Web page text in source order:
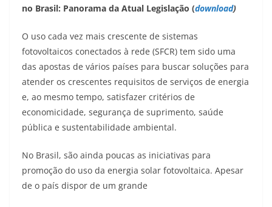
no Brasil: Panorama da Atual Legislação (download)
O uso cada vez mais crescente de sistemas
fotovoltaicos conectados à rede (SFCR) tem sido uma
das apostas de vários países para buscar soluções para
atender os crescentes requisitos de serviços de energia
e, ao mesmo tempo, satisfazer critérios de
economicidade, segurança de suprimento, saúde
pública e sustentabilidade ambiental.
No Brasil, são ainda poucas as iniciativas para
promoção do uso da energia solar fotovoltaica. Apesar
de o país dispor de um grande